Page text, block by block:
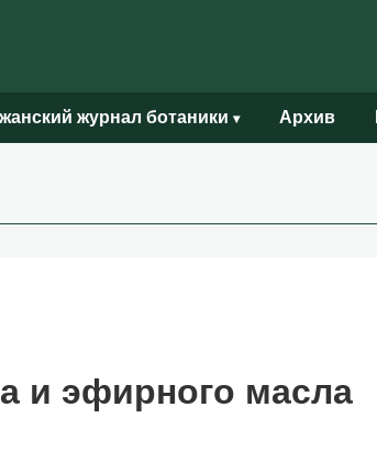
журнал ботаники ▾ Архив
и эфирного масла